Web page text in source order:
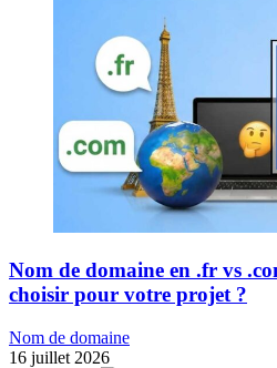
Nom de domaine en .fr vs
choisir pour votre projet ?
Nom de domaine
16 juillet 2026